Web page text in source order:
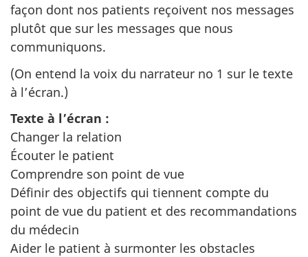
façon dont nos patients reçoivent nos messages
plutôt que sur les messages que nous
communiquons.
(On entend la voix du narrateur no 1 sur le texte
à l’écran.)
Texte à l’écran :
Changer la relation
Écouter le patient
Comprendre son point de vue
Définir des objectifs qui tiennent compte du
point de vue du patient et des recommandations
du médecin
Aider le patient à surmonter les obstacles